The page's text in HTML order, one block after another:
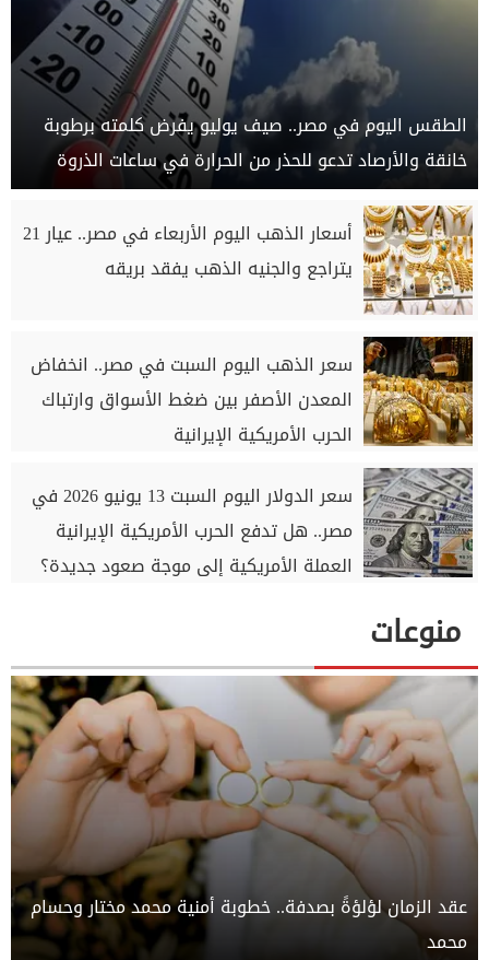
الطقس اليوم في مصر.. صيف يوليو يفرض كلمته برطوبة
خانقة والأرصاد تدعو للحذر من الحرارة في ساعات الذروة
أسعار الذهب اليوم الأربعاء في مصر.. عيار 21
يتراجع والجنيه الذهب يفقد بريقه
سعر الذهب اليوم السبت في مصر.. انخفاض
المعدن الأصفر بين ضغط الأسواق وارتباك
الحرب الأمريكية الإيرانية
سعر الدولار اليوم السبت 13 يونيو 2026 في
مصر.. هل تدفع الحرب الأمريكية الإيرانية
العملة الأمريكية إلى موجة صعود جديدة؟
منوعات
عقد الزمان لؤلؤةً بصدفة.. خطوبة أمنية محمد مختار وحسام
محمد